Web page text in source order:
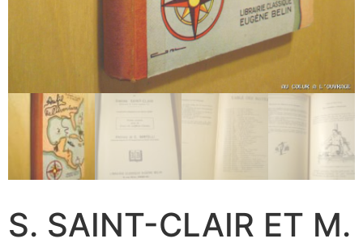
S. SAINT-CLAIR ET M.